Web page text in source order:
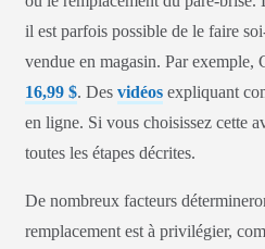
il est parfois possible de le faire
vendue en magasin. Par exemple,
16,99 $. Des vidéos expliquant
en ligne. Si vous choisissez cette
toutes les étapes décrites.
De nombreux facteurs
remplacement est à privilégier,